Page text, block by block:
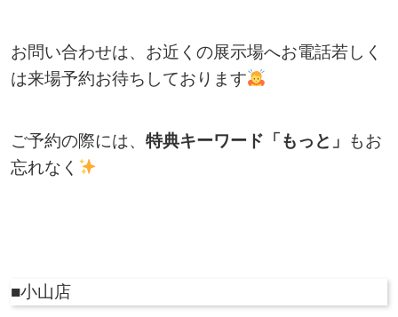
お問い合わせは、お近くの展示場へお電話若しく
は来場予約お待ちしております
ご予約の際には、 特典キーワード「もっと」
もお
忘れなく
■小山店